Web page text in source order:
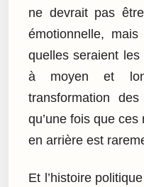
ne devrait pas
émotionnelle,
quelles seraient les
à moyen et
transformation
qu’une fois que
en arrière est
Et l’histoire